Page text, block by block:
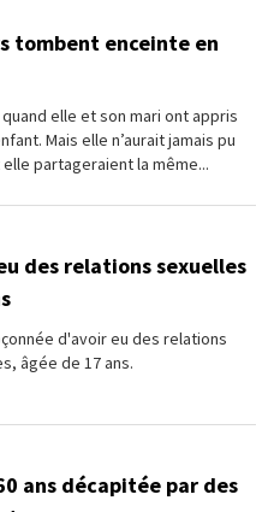
tombent enceinte en
elle et son mari ont appris
Mais elle n’aurait jamais pu
partageraient la même...
des relations sexuelles
d'avoir eu des relations
âgée de 17 ans.
ans décapitée par des